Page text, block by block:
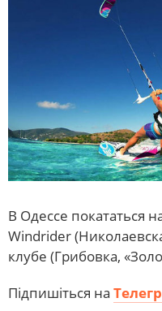
В Одессе покататься
Windrider
клубе (Грибовка,
Підпишіться на